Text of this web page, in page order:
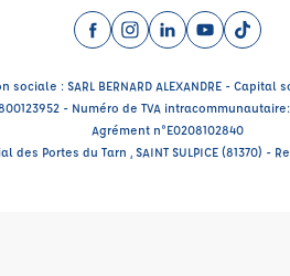
Facebook (nouvelle
Instagram
LinkedInYouTube
sociale : SARL BERNARD ALEXANDRE - Capital
- Numéro de TVA intracommunautaire:
Agrément n°E0208102840
des Portes du Tarn , SAINT SULPICE (81370) -